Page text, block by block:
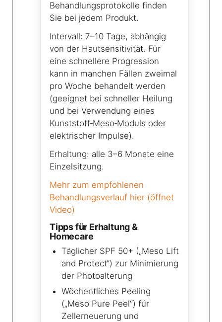
Behandlungsprotokolle finden
Sie bei jedem Produkt.
Intervall: 7–10 Tage, abhängig
von der Hautsensitivität. Für
eine schnellere Progression
kann in manchen Fällen zweimal
pro Woche behandelt werden
(geeignet bei schneller Heilung
und bei Verwendung eines
Kunststoff‑Meso‑Moduls oder
elektrischer Impulse).
Erhaltung: alle 3–6 Monate eine
Einzelsitzung.
Mehr zum empfohlenen
Behandlungsverlauf hier (öffnet
Video)
Tipps für Erhaltung &
Homecare
Täglicher SPF 50+ („Meso Lift
and Protect“) zur Minimierung
der Photoalterung
Wöchentliches Peeling
(„Meso Pure Peel“) für
Zellerneuerung und